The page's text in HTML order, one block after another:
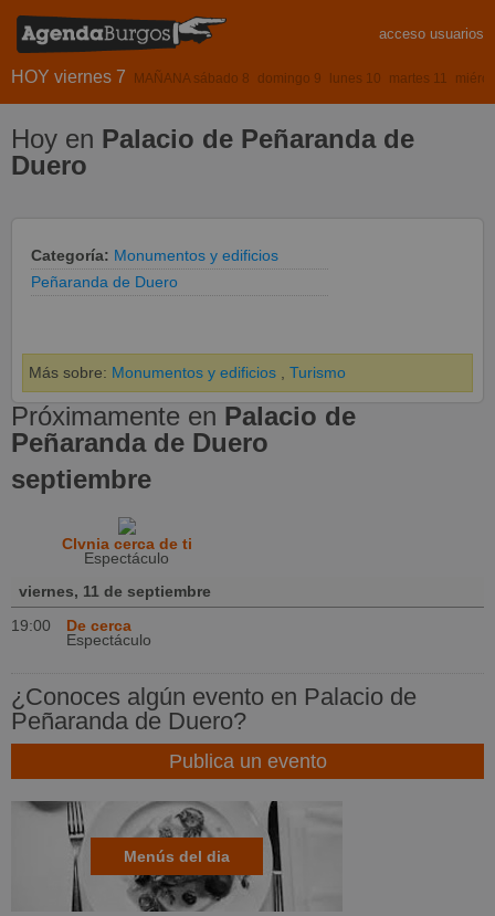
acceso usuarios
HOY viernes 7 MAÑANA sábado 8 domingo 9 lunes 10 martes 11
Hoy en Palacio de Peñaranda de
Duero
Categoría: Monumentos y edificios
Peñaranda de Duero
Más sobre: Monumentos y edificios Turismo
Próximamente en Palacio de
Peñaranda de Duero
septiembre
Clvnia cerca de ti
Espectáculo
viernes, 11 de septiembre
19:00
De cerca
Espectáculo
¿Conoces algún evento en Palacio de
Peñaranda de Duero?
Publica un evento
Menús del dia